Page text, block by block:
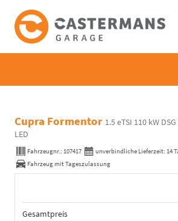
Cupra Formentor 1.5 eTSI 110 kW
LED
Fahrzeugnr.: 107417 unverbindliche Lieferzeit: 14
Fahrzeug mit Tageszulassung
Gesamtpreis